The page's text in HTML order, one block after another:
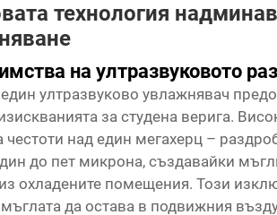
технология
на ултразвуковото
ултразвуково увлажнявач
за студена верига.
над един мегахерц –
до пет микрона, създавайки
охладените помещения. Този
да остава в подвижния